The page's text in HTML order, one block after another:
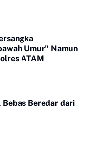
Umur" Namun
ATAM
Bebas Beredar dari